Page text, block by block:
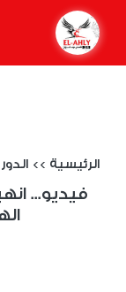
الرئيسية >>
فيديو...